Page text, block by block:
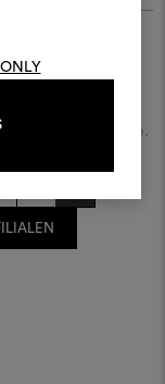
beziehungsweise
in Ihrer Nähe.
Moodboards zu